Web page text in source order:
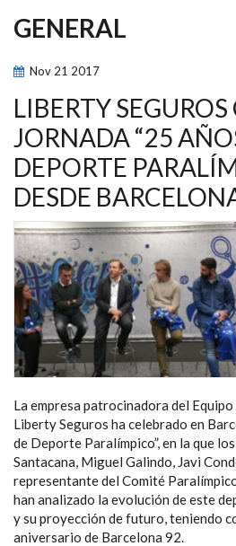
DE
AYUDA
A
LA
NAVEGACIÓN
GENERAL
Nov 21 2017
LIBERTY
JORNADA “25
DEPORTE
DESDE
La empresa patrocinadora del
Liberty Seguros ha celebrado en
de Deporte Paralímpico”, en la que
Santacana, Miguel Galindo, Javi
representante del Comité
han analizado la evolución de este
y su proyección de futuro, teniendo
aniversario de Barcelona 92.